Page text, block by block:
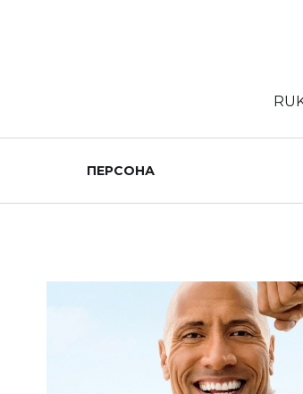
RU
ПЕРСОНА